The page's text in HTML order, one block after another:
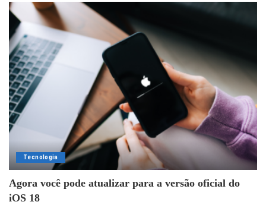
Tecnologia
Agora você pode atualizar para a versão oficial do
iOS 18